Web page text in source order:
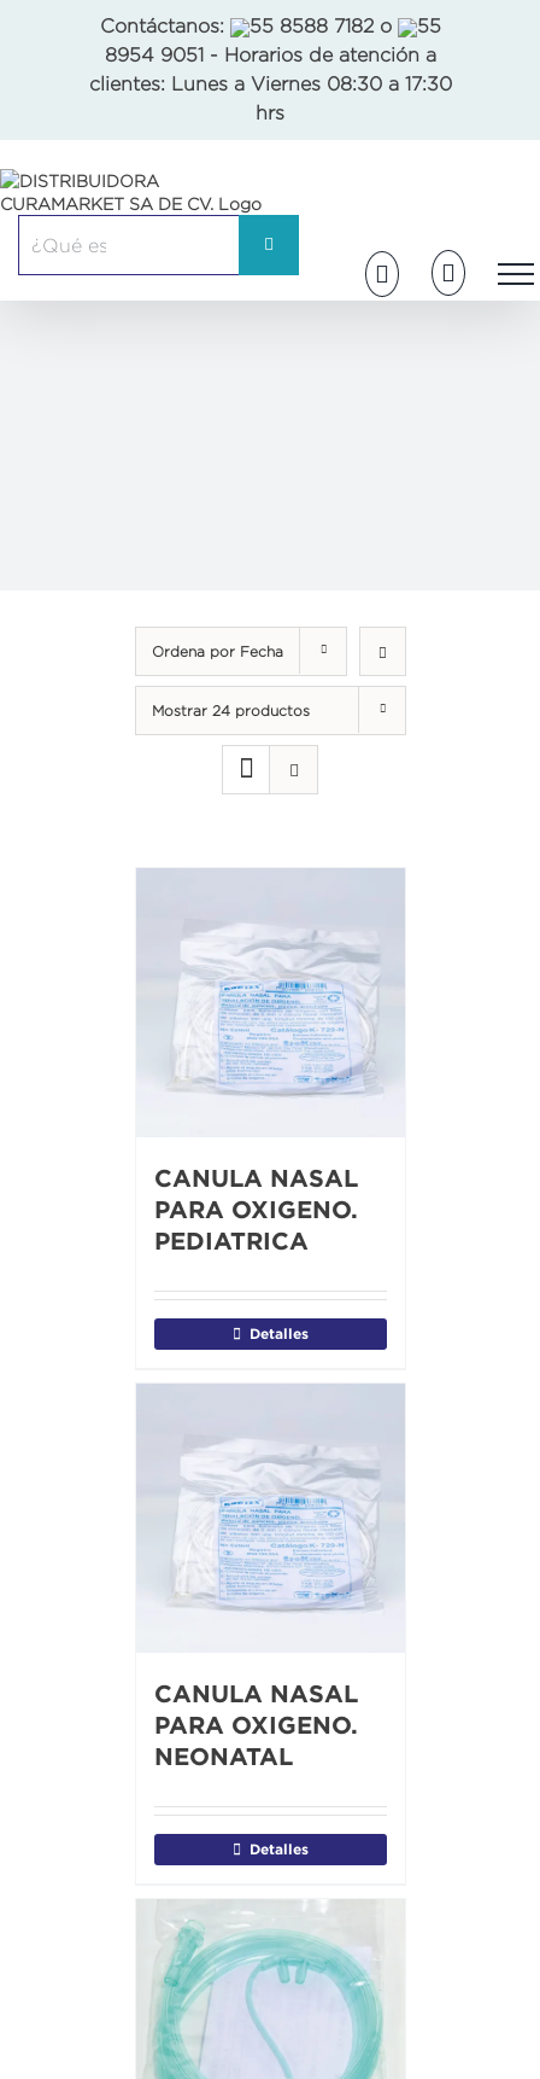
Contáctanos: 55 8588 7182o
55
8954 9051 - Horarios de atención a
clientes: Lunes a Viernes 08:30 a 17:30
hrs
Ordena por Fecha
Mostrar 24 productos
CANULA NASAL
PARA OXIGENO.
PEDIATRICA
Detalles
CANULA NASAL
PARA OXIGENO.
NEONATAL
Detalles